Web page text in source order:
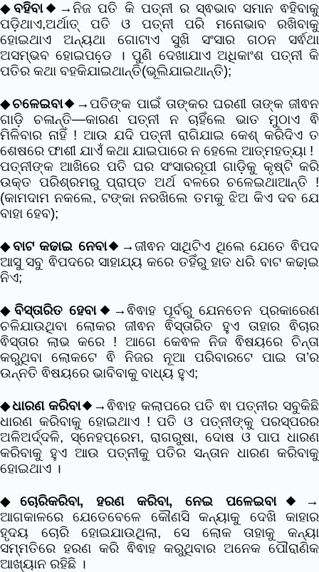
◆ବହିବା◆→ନିଜ ପତି କି ପତ୍ନୀ ର ସ୍ଵଭାବ ସମାନ ଵହିବାକୁ
ପଡି଼ଥାଏ,ଅର୍ଥାତ୍ ପତି ଓ ପତ୍ନୀ ପରି ମନୋଭାବ ରଖିବାକୁ
ହୋଇଥାଏ ଅନ୍ୟଥା ଗୋଟାଏ ସୁଖି ସଂସାର ଗଠନ ସର୍ଵଥା
ଅସମ୍ଭବ ହୋଇପଡେ଼ । ପୁଣି ଦେଖାଯାଏ ଅଧିକାଂଶ ପତ୍ନୀ କି
ପତିର କଥା ବହକିଯାଇଥାନ୍ତି(ଭୂଲିଯାଇଥାନ୍ତି);
◆ଚଳେଇବା◆→ପତିଙ୍କ ପାଇଁ ତାଙ୍କର ଘରଣୀ ତାଙ୍କ ଜୀଵନ
ଗାଡି଼ ଚଳାନ୍ତି―କାରଣ ପତ୍ନୀ ନ ଚାହିଁଲେ ଭାତ ମୁଠାଏ ଵି
ମିଳିବାର ନାହିଁ ! ଆଉ ଯଦି ପତ୍ନୀ ରାଗିଯାଇ କେଶ୍ କରିଦିଏ ତ
ଶେଷରେ ଫାଶୀ ଯାଏଁ କଥା ଯାଇପାରେ ନ ହେଲେ ଆତ୍ମହତ୍ୟା !
ପତ୍ନୀଙ୍କ ଆଖିରେ ପତି ଘର ସଂସାରରୂପୀ ଗାଡ଼ିକୁ କୃଷ୍ଟି କରି
ଉକ୍ତ ପରିଶ୍ରମରୁ ପ୍ରାପ୍ତ ଅର୍ଥ ବଳରେ ଚଳେଇଥାଆନ୍ତି !
(କାମଦାମ ନକଲେ, ଟଙ୍କା ନରଖିଲେ ତମକୁ ଝିଅ କିଏ ଦବ ଯେ
ବାହା ହେବ);
◆ବାଟ କଢାଇ ନେବା◆→ଜୀଵନ ସାଥିଟିଏ ଥିଲେ ଯେତେ ଵିପଦ
ଆସୁ ସବୁ ଵିପଦରେ ସାହାଯ୍ୟ କରେ ତହିଁରୁ ହାତ ଧରି ବାଟ କଢା଼ଇ
ନିଏ;
◆ ବିସ୍ତାରିତ ହେବା◆→ଵିଵାହ ପୂର୍ବରୁ ଯେନତେନ ପ୍ରକାରେଣ
ଚଳିଯାଉଥିବା ଲୋକର ଜୀଵନ ଵିସ୍ତାରିତ ହୁଏ ତାହାର ଵିଚାର
ଵିସ୍ତାର ଲାଭ କରେ ! ଆଗେ କେଵଳ ନିଜ ଵିଷୟରେ ଚିନ୍ତା
କରୁଥିବା ଲୋକଟେ ଵି ନିଜର ନୂଆ ପରିବାରଟେ ପାଇ ତା’ର
ଉନ୍ନତି ଵିଷୟରେ ଭାବିବାକୁ ବାଧ୍ୟ ହୁଏ;
◆ଧାରଣ କରିବା◆→ଵିଵାହ କଲାପରେ ପତି ଵା ପତ୍ନୀର ସବୁକିଛି
ଧାରଣ କରିବାକୁ ହୋଇଥାଏ ! ପତି ଓ ପତ୍ନୀଙ୍କୁ ପରସ୍ପରର
ଅଳିଅର୍ଦ୍ଦଳି, ସ୍ନେହପ୍ରେମ, ରାଗରୁଷା, ଦୋଷ ଓ ପାପ ଧାରଣ
କରିବାକୁ ହୁଏ ଆଉ ପତ୍ନୀକୁ ପତିର ସନ୍ତାନ ଧାରଣ କରିବାକୁ
ହୋଇଥାଏ ।
◆ ଚୋରିକରିବା, ହରଣ କରିବା, ନେଇ ପଳେଇବା◆→
ଆଗକାଳରେ ଯେତେବେଳେ କୌଣସି କନ୍ୟାକୁ ଦେଖି କାହାର
ହୃଦୟ ଚୋରି ହୋଇଯାଉଥିଲା, ସେ ଲୋକ ତାହାକୁ କନ୍ୟା
ସମ୍ମତିରେ ହରଣ କରି ଵିଵାହ କରୁଥିବାର ଅନେକ ପୌରାଣିକ
ଆଖ୍ୟାନ ରହିଛି ।